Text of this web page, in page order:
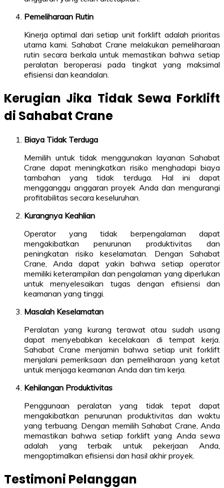
Pemeliharaan Rutin
Kinerja optimal dari setiap unit forklift adalah prioritas
utama kami. Sahabat Crane melakukan pemeliharaan
rutin secara berkala untuk memastikan bahwa setiap
peralatan beroperasi pada tingkat yang maksimal
efisiensi dan keandalan.
Kerugian Jika Tidak Sewa Forklift
di Sahabat Crane
Biaya Tidak Terduga
Memilih untuk tidak menggunakan layanan Sahabat
Crane dapat meningkatkan risiko menghadapi biaya
tambahan yang tidak terduga. Hal ini dapat
mengganggu anggaran proyek Anda dan mengurangi
profitabilitas secara keseluruhan.
Kurangnya Keahlian
Operator yang tidak berpengalaman dapat
mengakibatkan penurunan produktivitas dan
peningkatan risiko keselamatan. Dengan Sahabat
Crane, Anda dapat yakin bahwa setiap operator
memiliki keterampilan dan pengalaman yang diperlukan
untuk menyelesaikan tugas dengan efisiensi dan
keamanan yang tinggi.
Masalah Keselamatan
Peralatan yang kurang terawat atau sudah usang
dapat menyebabkan kecelakaan di tempat kerja.
Sahabat Crane menjamin bahwa setiap unit forklift
menjalani pemeriksaan dan pemeliharaan yang ketat
untuk menjaga keamanan Anda dan tim kerja.
Kehilangan Produktivitas
Penggunaan peralatan yang tidak tepat dapat
mengakibatkan penurunan produktivitas dan waktu
yang terbuang. Dengan memilih Sahabat Crane, Anda
memastikan bahwa setiap forklift yang Anda sewa
adalah yang terbaik untuk pekerjaan Anda,
mengoptimalkan efisiensi dan hasil akhir proyek.
Testimoni Pelanggan